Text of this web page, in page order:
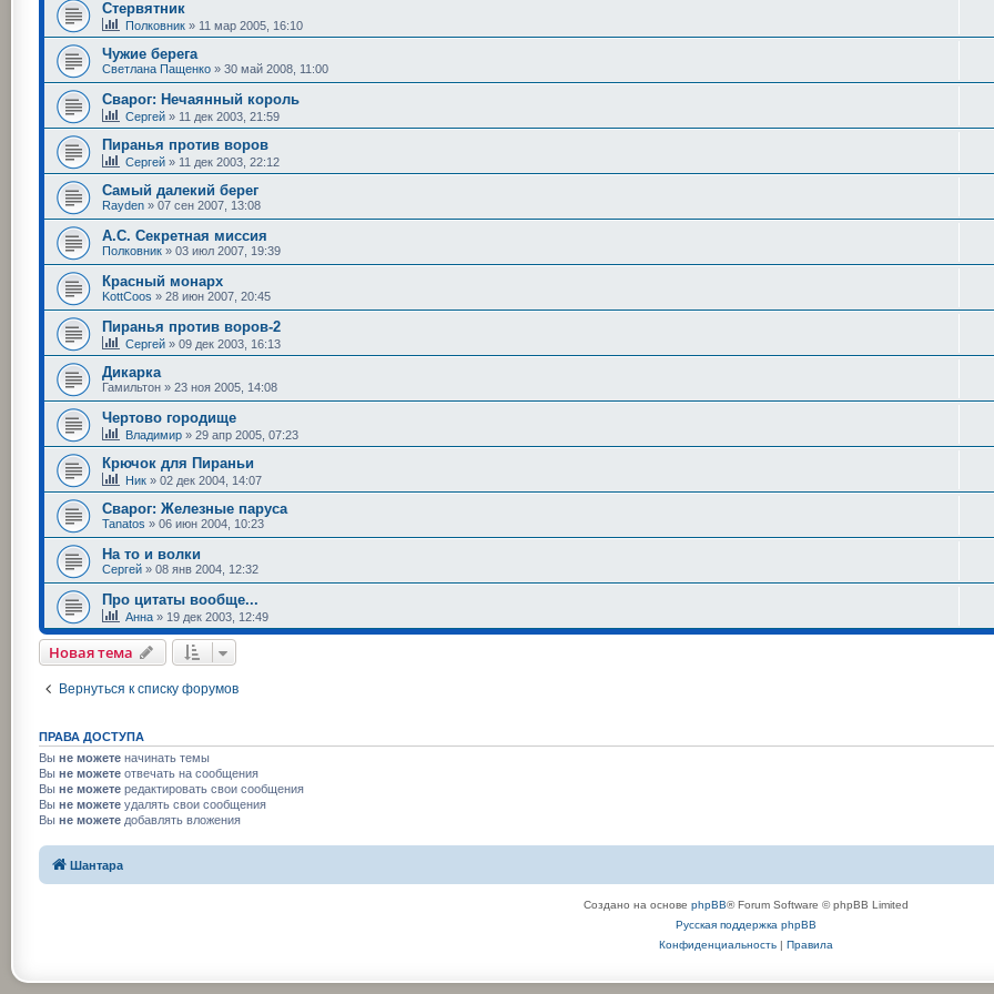
Стервятник
Полковник » 11 мар 2005, 16:10
Чужие берега
Светлана Пащенко » 30 май 2008, 11:00
Сварог: Нечаянный король
Сергей » 11 дек 2003, 21:59
Пиранья против воров
Сергей » 11 дек 2003, 22:12
Самый далекий берег
Rayden » 07 сен 2007, 13:08
А.С. Секретная миссия
Полковник » 03 июл 2007, 19:39
Красный монарх
KottCoos » 28 июн 2007, 20:45
Пиранья против воров-2
Сергей » 09 дек 2003, 16:13
Дикарка
Гамильтон » 23 ноя 2005, 14:08
Чертово городище
Владимир » 29 апр 2005, 07:23
Крючок для Пираньи
Ник » 02 дек 2004, 14:07
Сварог: Железные паруса
Tanatos » 06 июн 2004, 10:23
На то и волки
Сергей » 08 янв 2004, 12:32
Про цитаты вообще...
Анна » 19 дек 2003, 12:49
Новая тема
Вернуться к списку форумов
ПРАВА ДОСТУПА
Вы не можете начинать темы
Вы не можете отвечать на сообщения
Вы не можете редактировать свои сообщения
Вы не можете удалять свои сообщения
Вы не можете добавлять вложения
Шантара
Создано на основе phpBB® Forum Software © phpBB Limited
Русская поддержка phpBB
Конфиденциальность| Правила